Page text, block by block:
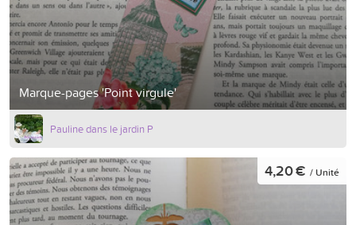
Marque-pages 'Point virgule'
Pauline dans le jardin P
4,20 € / Unité